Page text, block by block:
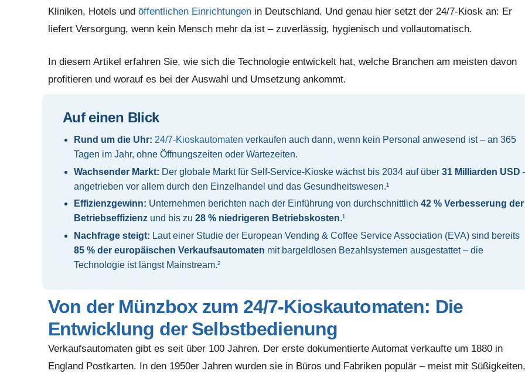
Kliniken, Hotels und öffentlichen Einrichtungen in Deutschland. Und genau hier setzt der 24/7-Kiosk an: Er
liefert Versorgung, wenn kein Mensch mehr da ist – zuverlässig, hygienisch und vollautomatisch.
In diesem Artikel erfahren Sie, wie sich die Technologie entwickelt hat, welche Branchen am meisten davon
profitieren und worauf es bei der Auswahl und Umsetzung ankommt.
Auf einen Blick
Rund um die Uhr: 24/7-Kioskautomaten verkaufen auch dann, wenn kein Personal anwesend ist – an 365
Tagen im Jahr, ohne Öffnungszeiten oder Wartezeiten.
Wachsender Markt: Der globale Markt für Self-Service-Kioske wächst bis 2034 auf über 31 Milliarden USD
angetrieben vor allem durch den Einzelhandel und das Gesundheitswesen.¹
Effizienzgewinn: Unternehmen berichten nach der Einführung von durchschnittlich 42 % Verbesserung der
Betriebseffizienz und bis zu 28 % niedrigeren Betriebskosten.¹
Nachfrage steigt: Laut einer Studie der European Vending & Coffee Service Association (EVA) sind bereits
85 % der europäischen Verkaufsautomaten mit bargeldlosen Bezahlsystemen ausgestattet – die
Technologie ist längst Mainstream.²
Von der Münzbox zum 24/7-Kioskautomaten: Die
Entwicklung der Selbstbedienung
Verkaufsautomaten gibt es seit über 100 Jahren. Der erste dokumentierte Automat verkaufte um 1880 in
England Postkarten. In den 1950er Jahren wurden sie in Büros und Fabriken populär – meist mit Süßigkeiten,